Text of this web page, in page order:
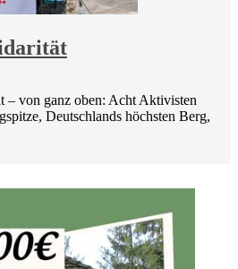
– von ganz oben: Acht Aktivisten
Deutschlands höchsten Berg,